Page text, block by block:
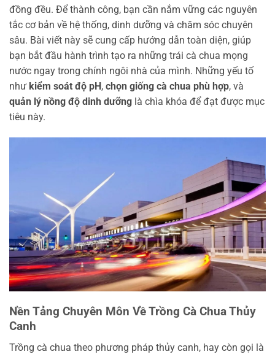
đồng đều. Để thành công, bạn cần nắm vững các nguyên
tắc cơ bản về hệ thống, dinh dưỡng và chăm sóc chuyên
sâu. Bài viết này sẽ cung cấp hướng dẫn toàn diện, giúp
bạn bắt đầu hành trình tạo ra những trái cà chua mọng
nước ngay trong chính ngôi nhà của mình. Những yếu tố
như kiểm soát độ pH, chọn giống cà chua phù hợp, và
quản lý nồng độ dinh dưỡng là chìa khóa để đạt được mục
tiêu này.
Nền Tảng Chuyên Môn Về Trồng Cà Chua Thủy
Canh
Trồng cà chua theo phương pháp thủy canh, hay còn gọi là